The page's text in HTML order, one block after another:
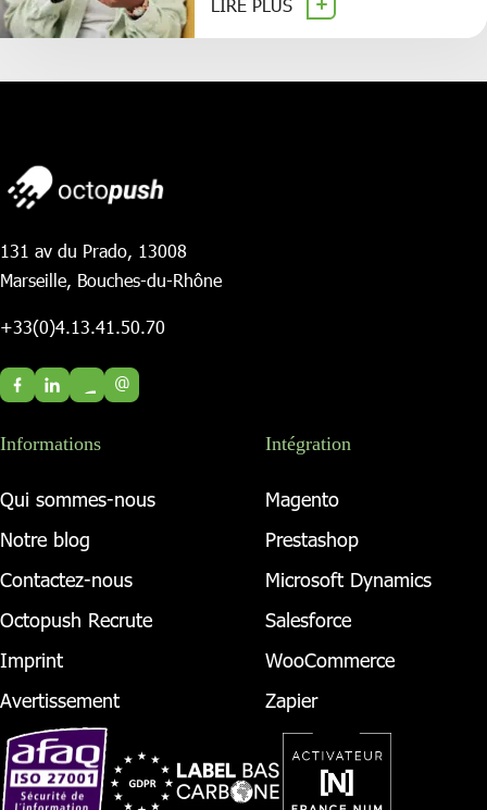
LIRE PLUS
131 av du Prado, 13008
Marseille, Bouches-du-Rhône
+33(0)4.13.41.50.70
@
Informations
Qui sommes-nous
Notre blog
Contactez-nous
Octopush Recrute
Imprint
Avertissement
Intégration
Magento
Prestashop
Microsoft Dynamics
Salesforce
WooCommerce
Zapier